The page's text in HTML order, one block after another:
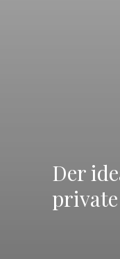
Der